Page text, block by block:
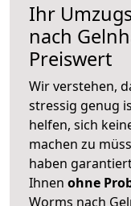
Ihr
nach
Preiswert
Wir verstehen,
stressig genug
helfen, sich
machen zu
haben
Ihnen ohne
Worms nach